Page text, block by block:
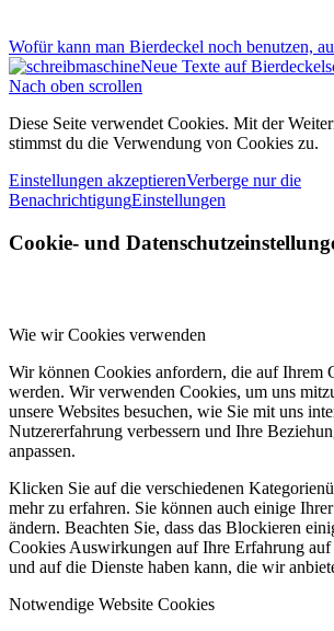
Wofür kann man Bierdeckel noch benutzen,
Neue Texte auf
Nach oben scrollen
Diese Seite verwendet Cookies. Mit der
stimmst du die Verwendung von Cookies zu.
Einstellungen akzeptierenVerberge nur die
BenachrichtigungEinstellungen
Cookie- und
Wie wir Cookies verwenden
Wir können Cookies anfordern, die auf Ihrem
werden. Wir verwenden Cookies, um uns
unsere Websites besuchen, wie Sie mit uns
Nutzererfahrung verbessern und Ihre
anpassen.
Klicken Sie auf die verschiedenen
mehr zu erfahren. Sie können auch einige
ändern. Beachten Sie, dass das Blockieren
Cookies Auswirkungen auf Ihre Erfahrung auf
und auf die Dienste haben kann, die wir
Notwendige Website Cookies